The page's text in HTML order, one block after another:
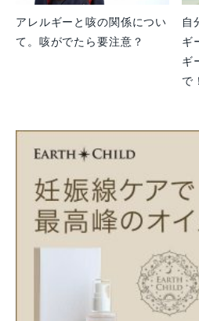
アレルギーと咳の関係につい
て。咳がでたら要注意？
自
ギ
ギ
で！